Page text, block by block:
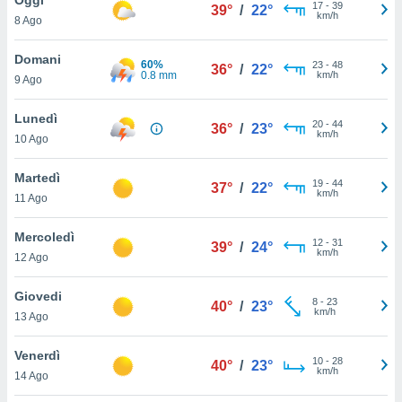
è
al sito
di
ci
di
il
un
la
nella
8 Ago
39° / 22° 17- 39
km/h
Domani
9 Ago
60%
0.8 mm
36° / 22° 23- 48
km/h
Lunedì
10 Ago
36° / 23° 20- 44
km/h
Martedì
11 Ago
37° / 22° 19- 44
km/h
Mercoledì
12 Ago
39° / 24° 12- 31
km/h
Giovedi
13 Ago
40° / 23° 8- 23
km/h
Venerdì
14 Ago
40° / 23° 10- 28
km/h